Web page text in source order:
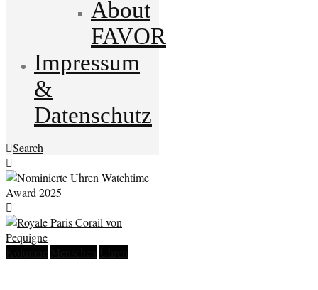
About
FAVOR
Impressum
&
Datenschutz
Search